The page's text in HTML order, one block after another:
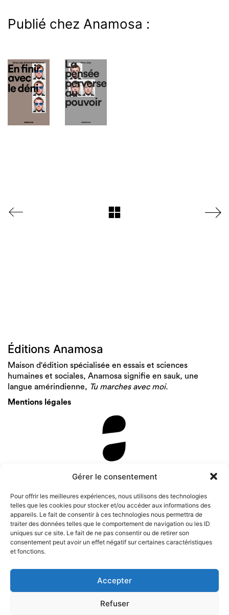
Gérer le consentement
Pour offrir les meilleures expériences, nous utilisons des technologies
telles que les cookies pour stocker et/ou accéder aux informations des
appareils. Le fait de consentir à ces technologies nous permettra de
traiter des données telles que le comportement de navigation ou les ID
uniques sur ce site. Le fait de ne pas consentir ou de retirer son
consentement peut avoir un effet négatif sur certaines caractéristiques
et fonctions.
Accepter
Refuser
Publié chez Anamosa :
Éditions Anamosa
Maison d'édition spécialisée en essais et sciences
humaines et sociales, Anamosa signifie en sauk, une
langue amérindienne, Tu marches avec moi.
Mentions légales